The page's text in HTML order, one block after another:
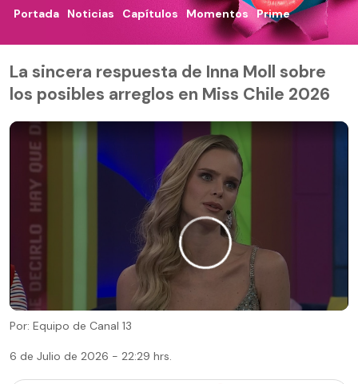
Portada Noticias Capítulos Momentos Prime
La sincera respuesta de Inna Moll sobre
los posibles arreglos en Miss Chile 2026
Por: Equipo de Canal 13
6 de Julio de 2026 - 22:29 hrs.